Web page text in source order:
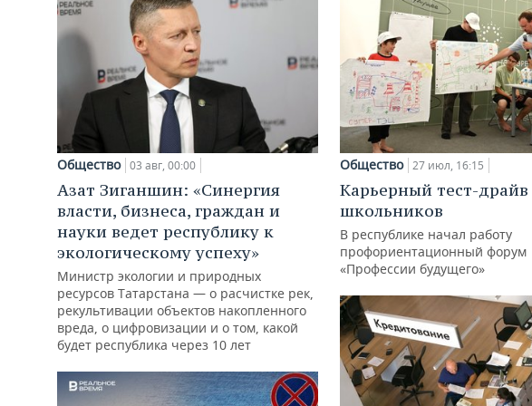
Общество 03 авг, 00:00
Азат Зиганшин: «Синергия
власти, бизнеса, граждан и
науки ведет республику к
экологическому успеху»
Министр экологии и природных
ресурсов Татарстана — о расчистке рек,
рекультивации объектов накопленного
вреда, о цифровизации и о том, какой
будет республика через 10 лет
Общество 27 июл, 16:15
Карьерный тест-драйв
школьников
В республике начал работу
профориентационный форум
«Профессии будущего»